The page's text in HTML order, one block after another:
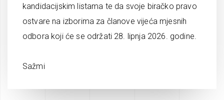
kandidacijskim listama te da svoje biračko pravo
ostvare na izborima za članove vijeća mjesnih
odbora koji će se održati 28. lipnja 2026. godine.
Sažmi